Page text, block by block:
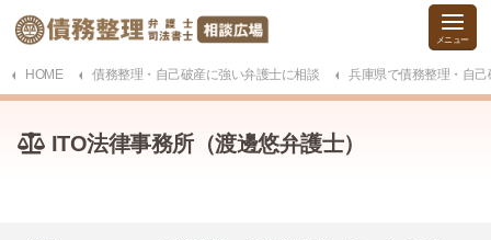
HOME 債務整理・自己破産に強い弁護士に相談 兵庫県で債務整理・自
ITO法律事務所（渡邊悠弁護士）